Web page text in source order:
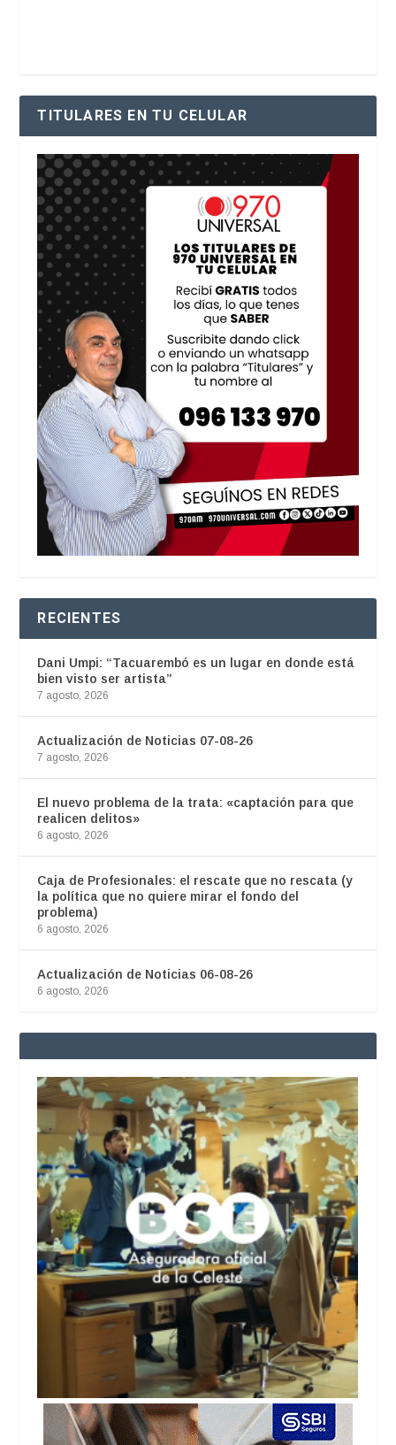
TITULARES EN TU CELULAR
RECIENTES
Dani Umpi: “Tacuarembó es un lugar en donde está
bien visto ser artista”
7 agosto, 2026
Actualización de Noticias 07-08-26
7 agosto, 2026
El nuevo problema de la trata: «captación para que
realicen delitos»
6 agosto, 2026
Caja de Profesionales: el rescate que no rescata (y
la política que no quiere mirar el fondo del
problema)
6 agosto, 2026
Actualización de Noticias 06-08-26
6 agosto, 2026